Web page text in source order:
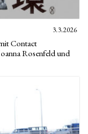
3.3.2026
Contact
Rosenfeld und